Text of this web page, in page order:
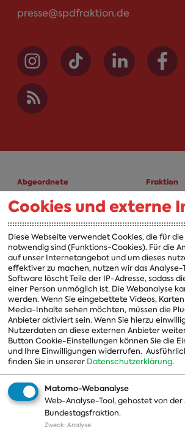
presse@spdfraktion.de
Abgeordnete
A-Z
Fraktion
Fraktion
Vorstand
Themen Presse
Cookies und externe
Diese Webseite verwendet Cookies, die für
notwendig sind (Funktions-Cookies). Für die
auf unser Internetangebot und um dieses
effektiver zu machen, nutzen wir das Analyse-
Software löscht Teile der IP-Adresse, sodass
einer Person unmöglich ist. Die Webanalyse
werden. Wenn Sie eingebettete Videos,
Media-Inhalte sehen möchten, müssen die
Anbieter aktiviert sein. Wenn Sie hierzu
Nutzerdaten an diese externen Anbieter
Button Cookie-Einstellungen können Sie die
und Ihre Einwilligungen widerrufen.
finden Sie in unserer Datenschutzerklärung.
Matomo-Webanalyse
Web-Analyse-Tool, gehostet von der
Bundestagsfraktion.
Zweck: Analyse